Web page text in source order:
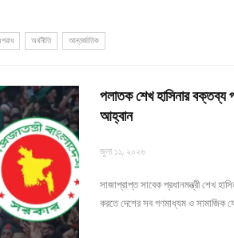
অর্থনীতি আন্তর্জাতিক
পলাতক শেখ হাসিনার বক্তব্য
আহ্বান
জুলা ১১, ২০২৬
সাজাপ্রাপ্ত সাবেক প্রধানমন্ত্রী শেখ
করতে দেশের সব গণমাধ্যম ও সামাজিক